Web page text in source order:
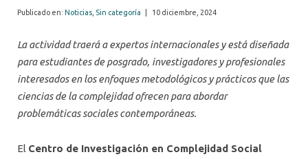
Publicado en: Noticias Sin categoría 10 diciembre, 2024
La actividad traerá a expertos internacionales y está diseñada
para estudiantes de posgrado, investigadores y profesionales
interesados en los enfoques metodológicos y prácticos que las
ciencias de la complejidad ofrecen para abordar
problemáticas sociales contemporáneas.
El Centro de Investigación en Complejidad Social